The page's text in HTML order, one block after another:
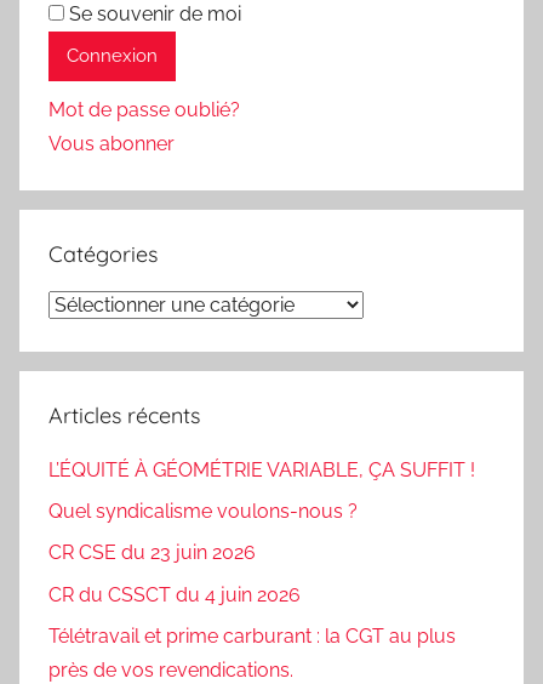
Se souvenir de moi
Mot de passe oublié?
Vous abonner
Catégories
Catégories
Articles récents
L’ÉQUITÉ À GÉOMÉTRIE VARIABLE, ÇA SUFFIT !
Quel syndicalisme voulons-nous ?
CR CSE du 23 juin 2026
CR du CSSCT du 4 juin 2026
Télétravail et prime carburant : la CGT au plus
près de vos revendications.